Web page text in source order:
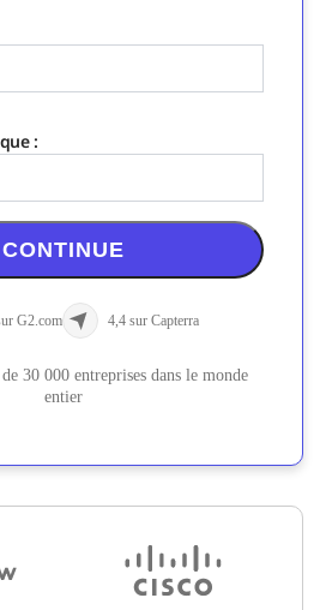
:
CONTINUE
G2.com 4,4 sur Capterra
30 000 entreprises dans le monde
entier